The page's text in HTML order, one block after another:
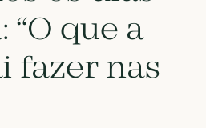
“O que a
fazer nas